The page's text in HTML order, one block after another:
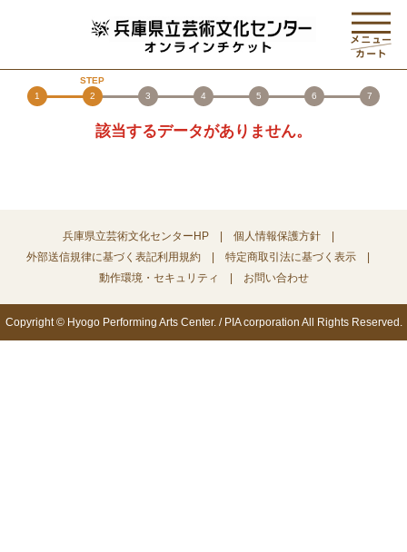
1 2 3 4 5 6 7
該当するデータがありません。
兵庫県立芸術文化センターHP
個人情報保護方針
外部送信規律に基づく表記利用規約
特定商取引法に基づく表示
動作環境・セキュリティ
お問い合わせ
Copyright © Hyogo Performing Arts Center. / PIA corporation All Rights Reserved.